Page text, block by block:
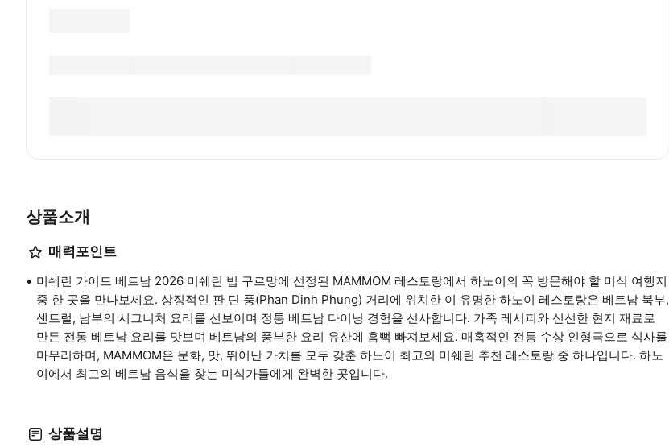
상품소개
매력포인트
미쉐린 가이드 베트남 2026 미쉐린 빕 구르망에 선정된 MAMMOM 레스토랑에서 하노이의 꼭 방문해야 할 미식 여행지
중 한 곳을 만나보세요. 상징적인 판 딘 풍(Phan Dinh Phung) 거리에 위치한 이 유명한 하노이 레스토랑은 베트남 북부,
센트럴, 남부의 시그니처 요리를 선보이며 정통 베트남 다이닝 경험을 선사합니다. 가족 레시피와 신선한 현지 재료로
만든 전통 베트남 요리를 맛보며 베트남의 풍부한 요리 유산에 흠뻑 빠져보세요. 매혹적인 전통 수상 인형극으로 식사를
마무리하며, MAMMOM은 문화, 맛, 뛰어난 가치를 모두 갖춘 하노이 최고의 미쉐린 추천 레스토랑 중 하나입니다. 하노
이에서 최고의 베트남 음식을 찾는 미식가들에게 완벽한 곳입니다.
상품설명